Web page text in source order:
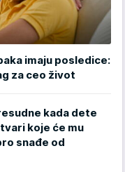
imaju posledice:
za ceo život
kada dete
koje će mu
snađe od